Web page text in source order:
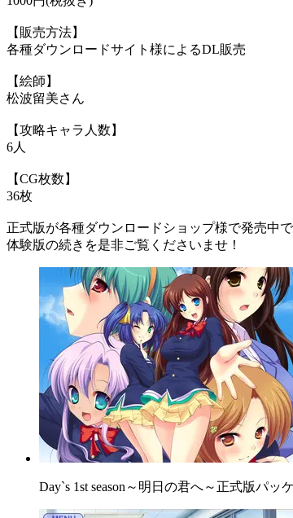
【販売方法】
各種ダウンロードサイト様によるDL販売
【絵師】
松波留美さん
【攻略キャラ人数】
6人
【CG枚数】
36枚
正式版が各種ダウンロードショップ様で発売中で
体験版の続きを是非ご覧くださいませ！
Day`s 1st season～明日の君へ～正式版パッ